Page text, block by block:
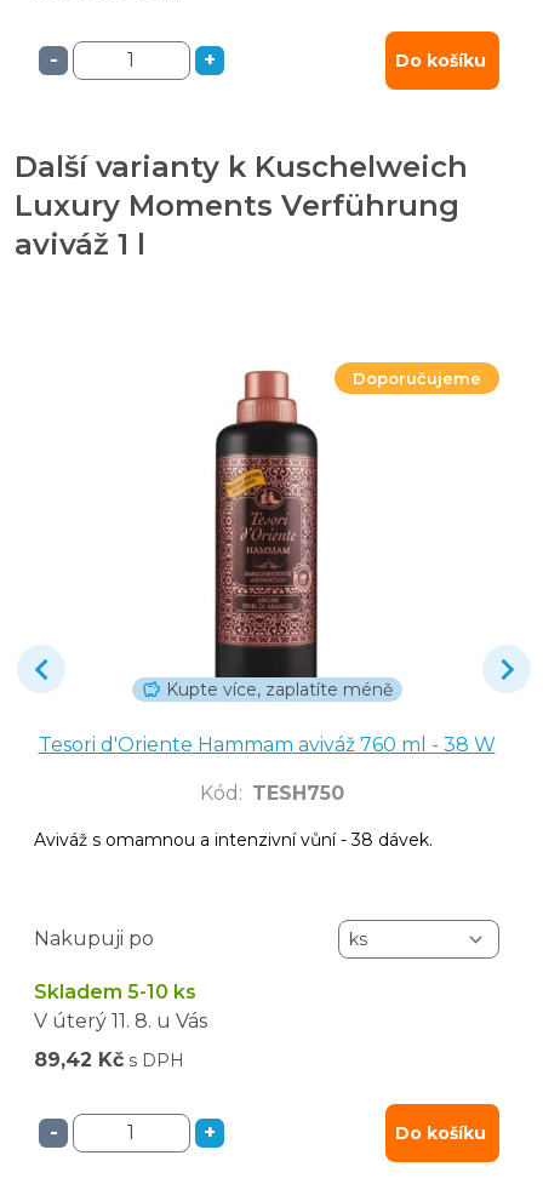
- + Do košíku
Další varianty k Kuschelweich
Luxury Moments Verführung
aviváž 1 l
Doporučujeme
Kupte více, zaplatíte méně
Tesori d'Oriente Hammam aviváž 760 ml - 38 W
Kód : TESH750
Aviváž s omamnou a intenzivní vůní - 38 dávek.
Nakupuji po
Skladem 5-10 ks
V úterý 11. 8. u Vás
89,42 Kč s DPH
- + Do košíku